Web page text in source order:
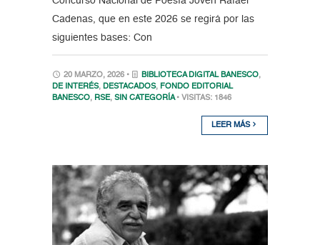
Cadenas, que en este 2026 se regirá por las
siguientes bases: Con
20 MARZO, 2026 • BIBLIOTECA DIGITAL BANESCO,
DE INTERÉS, DESTACADOS, FONDO EDITORIAL
BANESCO, RSE, SIN CATEGORÍA • VISITAS: 1846
LEER MÁS